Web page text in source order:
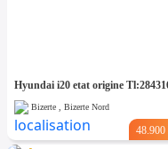
Hyundai i20 etat origine
Bizerte , Bizerte Nord